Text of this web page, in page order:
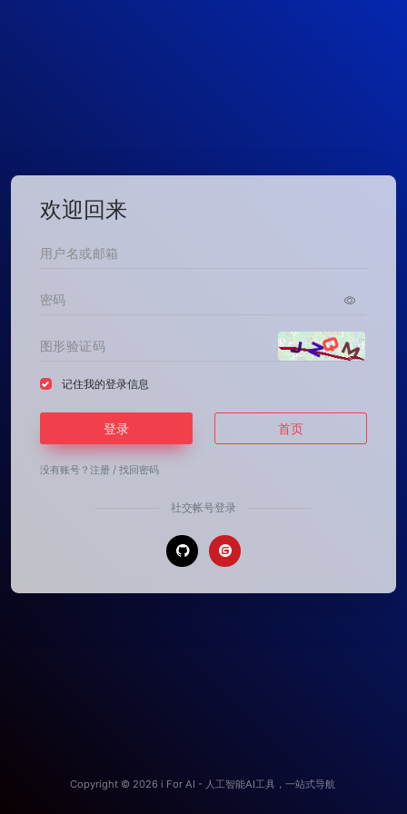
欢迎回来
记住我的登录信息
登录 首页
没有账号？ 注册 / 找回密码
社交帐号登录
Copyright © 2026 i For AI - 人工智能AI工具，一站式导航